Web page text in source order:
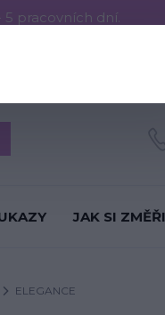
pracovních dní.
JAK SI
ELEGANCE